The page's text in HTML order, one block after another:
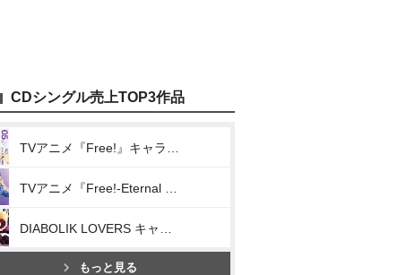
CDシングル売上TOP3作品
もっと見る